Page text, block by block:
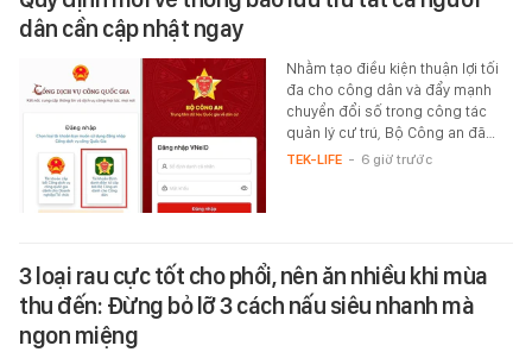
dân cần cập nhật ngay
Nhằm tạo điều kiện thuận lợi tối
đa cho công dân và đẩy mạnh
chuyển đổi số trong công tác
quản lý cư trú, Bộ Công an đã…
TEK-LIFE - 6 giờ trước
3 loại rau cực tốt cho phổi, nên ăn nhiều khi mùa
thu đến: Đừng bỏ lỡ 3 cách nấu siêu nhanh mà
ngon miệng